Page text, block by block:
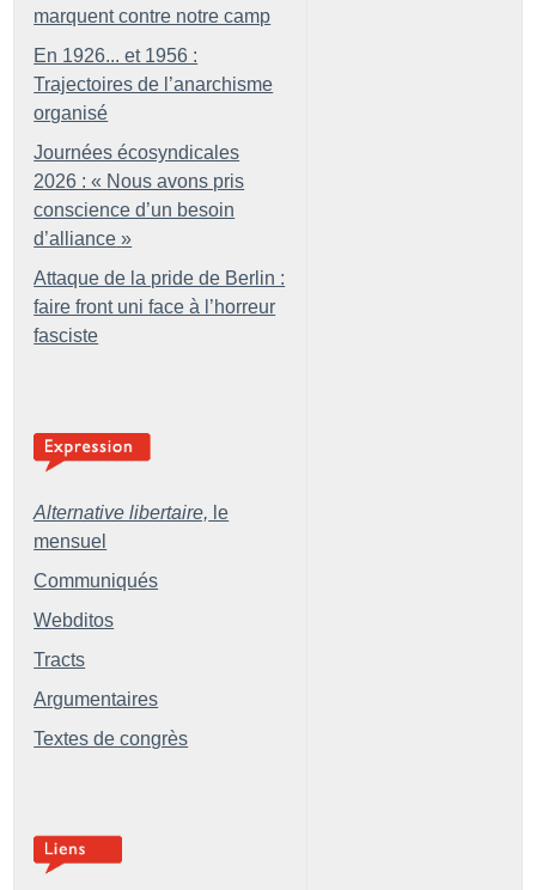
marquent contre notre camp
En 1926... et 1956 :
Trajectoires de l’anarchisme
organisé
Journées écosyndicales
2026 : « Nous avons pris
conscience d’un besoin
d’alliance »
Attaque de la pride de Berlin :
faire front uni face à l’horreur
fasciste
Alternative libertaire, le
mensuel
Communiqués
Webditos
Tracts
Argumentaires
Textes de congrès